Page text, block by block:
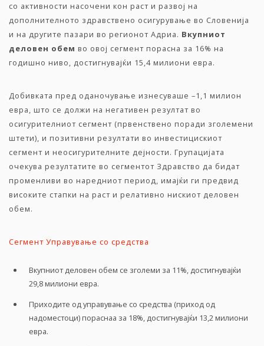
со активности насочени кон раст и развој на
дополнителното здравствено осигурување во Словенија
и на другите пазари во регионот Адриа. Вкупниот
деловен обем во овој сегмент порасна за 16% на
годишно ниво, достигнувајќи 15,4 милиони евра.
Добивката пред оданочување изнесуваше –1,1 милион
евра, што се должи на негативен резултат во
осигурителниот сегмент (првенствено поради зголемени
штети), и позитивни резултати во инвестицискиот
сегмент и неосигурителните дејности. Групацијата
очекува резултатите во сегментот Здравство да бидат
променливи во наредниот период, имајќи ги предвид
високите стапки на раст и релативно нискиот деловен
обем.
Сегмент Управување со средства
Вкупниот деловен обем се зголеми за 11%, достигнувајќи
29,8 милиони евра.
Приходите од управување со средства (приход од
надоместоци) пораснаа за 18%, достигнувајќи 13,2 милиони
евра.